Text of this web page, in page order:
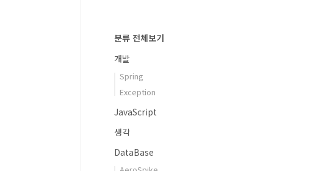
분류 전체보기
개발
Spring
Exception
JavaScript
생각
DataBase